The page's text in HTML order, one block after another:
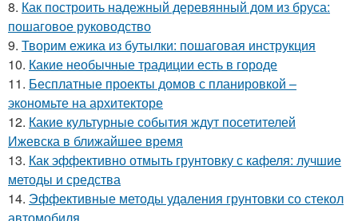
8. Как построить надежный деревянный дом из бруса:
пошаговое руководство
9. Творим ежика из бутылки: пошаговая инструкция
10. Какие необычные традиции есть в городе
11. Бесплатные проекты домов с планировкой –
экономьте на архитекторе
12. Какие культурные события ждут посетителей
Ижевска в ближайшее время
13. Как эффективно отмыть грунтовку с кафеля: лучшие
методы и средства
14. Эффективные методы удаления грунтовки со стекол